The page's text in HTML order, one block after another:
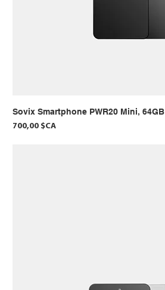
Sovix Smartphone PWR20 Mini, 64GB
Prix
700,00 $CA